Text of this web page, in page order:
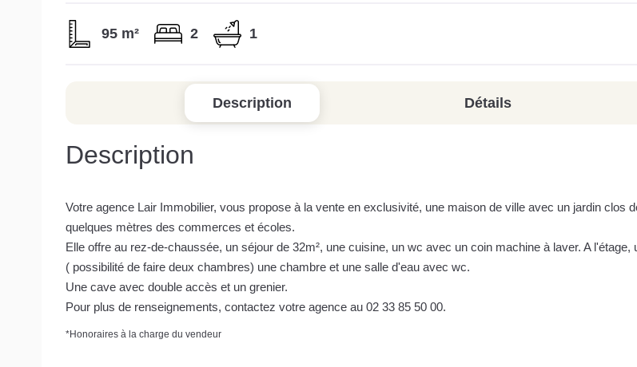
95 m² 2 1
Description Détails
Description
Votre agence Lair Immobilier, vous propose à la vente en exclusivité, une maison de ville avec un jardin clos
quelques mètres des commerces et écoles.
Elle offre au rez-de-chaussée, un séjour de 32m², une cuisine, un wc avec un coin machine à laver. A l'étage,
( possibilité de faire deux chambres) une chambre et une salle d'eau avec wc.
Une cave avec double accès et un grenier.
Pour plus de renseignements, contactez votre agence au 02 33 85 50 00.
*Honoraires à la charge du vendeur